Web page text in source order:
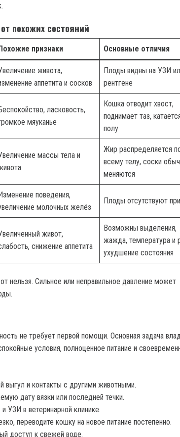
похожих состояний
Похожие признаки Основные отличия
живота,
аппетита и сосков
Плоды видны на УЗИ
рентгене
ласковость,
мяуканье
Кошка отводит хвост,
поднимает таз,
полу
массы тела и
Жир распределяется
всему телу, соски
меняются
Изменение поведения,
молочных желёз
Плоды отсутствуют
живот,
снижение аппетита
Возможны выделения,
жажда, температура и
ухудшение состояния
нельзя. Сильное или неправильное давление может
не требует первой помощи. Основная задача
условия, полноценное питание и
выгул и контакты с другими животными.
дату вязки или последней течки.
УЗИ в ветеринарной клинике.
переводите кошку на новое питание постепенно.
доступ к свежей воде.